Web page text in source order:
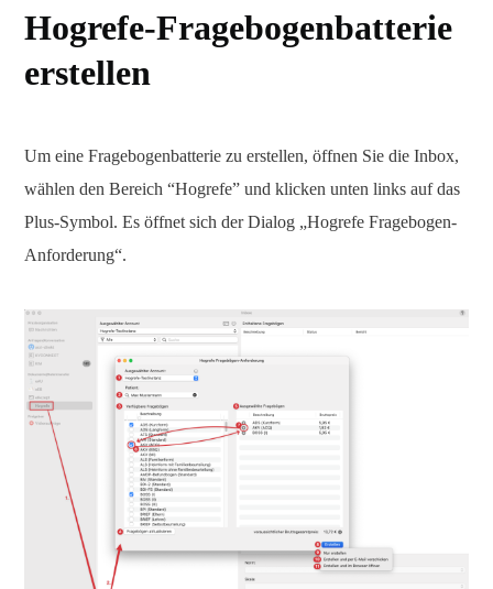
Hogrefe-Fragebogenbatterie
erstellen
Um eine Fragebogenbatterie zu erstellen, öffnen Sie die Inbox,
wählen den Bereich “Hogrefe” und klicken unten links auf das
Plus-Symbol. Es öffnet sich der Dialog „Hogrefe Fragebogen-
Anforderung“.